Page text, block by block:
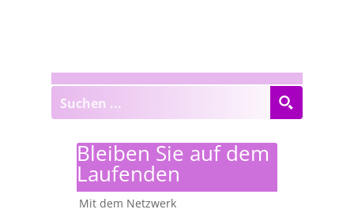
Bleiben Sie auf dem
Laufenden
Mit dem Netzwerk